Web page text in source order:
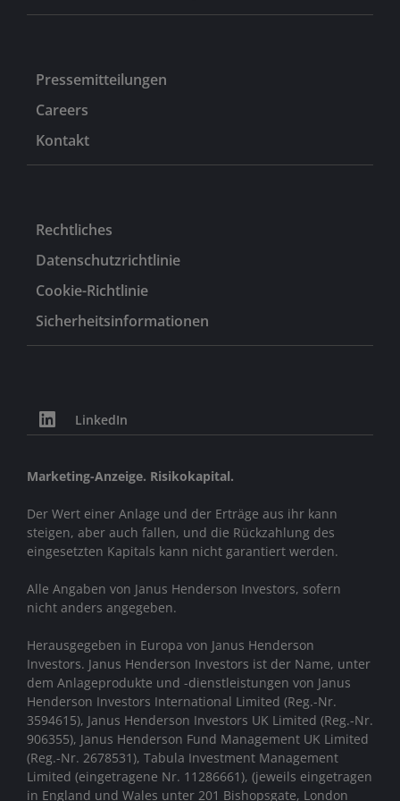
Unternehmensanwältin bei Nishith Desai Associates
Pressemitteilungen
Careers
Kontakt
Rechtliches
Datenschutzrichtlinie
Cookie-Richtlinie
Sicherheitsinformationen
LinkedIn
Marketing-Anzeige. Risikokapital.
Der Wert einer Anlage und der Erträge aus ihr kann
steigen, aber auch fallen, und die Rückzahlung des
eingesetzten Kapitals kann nicht garantiert werden.
Alle Angaben von Janus Henderson Investors, sofern
nicht anders angegeben.
Herausgegeben in Europa von Janus Henderson
Investors. Janus Henderson Investors ist der Name, unter
dem Anlageprodukte und -dienstleistungen von Janus
Henderson Investors International Limited (Reg.-Nr.
3594615), Janus Henderson Investors UK Limited (Reg.-Nr.
906355), Janus Henderson Fund Management UK Limited
(Reg.-Nr. 2678531), Tabula Investment Management
Limited (eingetragene Nr. 11286661), (jeweils eingetragen
in England und Wales unter 201 Bishopsgate, London